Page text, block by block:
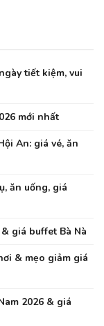
tiết kiệm, vui
mới nhất
An: giá vé, ăn
ăn uống, giá
giá buffet Bà Nà
& mẹo giảm giá
2026 & giá